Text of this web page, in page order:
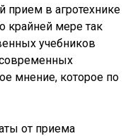
прием в агротехнике
крайней мере так
учебников
мнение, которое по
от приема